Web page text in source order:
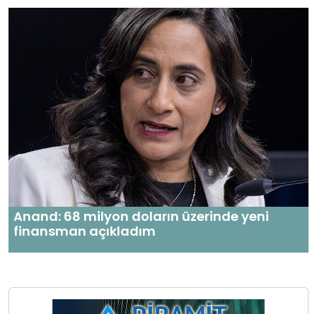
Anand: 68 milyon doların üzerinde yeni
finansman açıkladım